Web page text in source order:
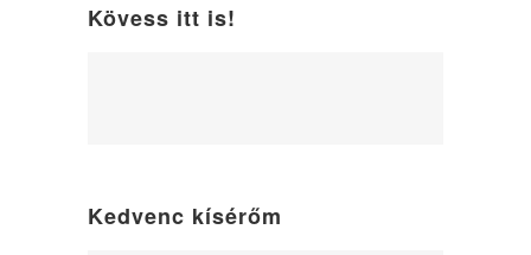
Kövess itt is!
Kedvenc kísérőm